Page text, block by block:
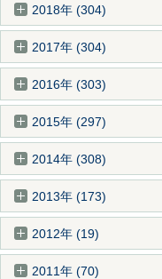
2018年 (304)
2017年 (304)
2016年 (303)
2015年 (297)
2014年 (308)
2013年 (173)
2012年 (19)
2011年 (70)